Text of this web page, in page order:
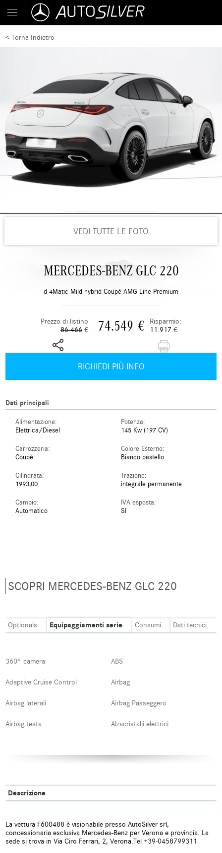
< Torna Indietro
VEDI TUTTE LE FOTO
MERCEDES-BENZ GLC 220
d 4Matic Mild hybrid Coupé AMG Line Premium
Prezzo di listino
86.466 € 74.549 €
Risparmio:
11.917 €
RICHIEDI PIÙ INFO
Dati principali
Alimentazione:
Elettrica/Diesel
Potenza:
145 Kw (197 CV)
Carrozzeria:
Coupè
Colore Esterno:
Bianco pastello
Cilindrata:
1993,00
Trazione:
integrale permanente
Cambio:
Automatico
IVA esposta:
SI
SCOPRI MERCEDES-BENZ GLC 220
Optionals Equipaggiamenti serie Consumi Dati tecnici
360° camera ABS
Adaptive Cruise Control Airbag
Airbag laterali Airbag Passeggero
Airbag testa Alzacristalli elettrici
Blind spot monitor Bluetooth
Carica per smartphone a
induzione
Cerchi in lega
Descrizione
La vettura F600488 è visionabile presso AutoSilver srl,
concessionaria esclusiva Mercedes-Benz per Verona e provincia. La
sede si trova in Via Ciro Ferrari, 2, Verona.Tel +39-0458799311